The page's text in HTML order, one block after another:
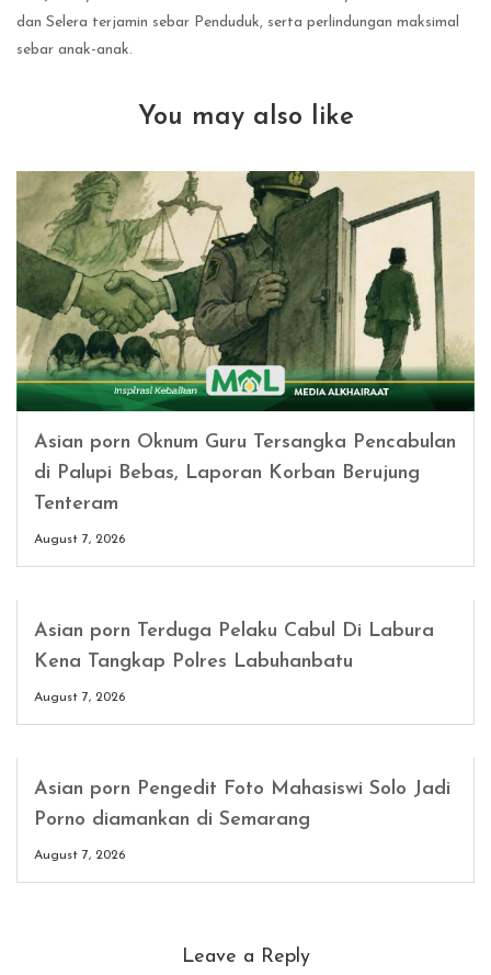
dan Selera terjamin sebar Penduduk, serta perlindungan maksimal
sebar anak-anak.
You may also like
Asian porn Oknum Guru Tersangka Pencabulan
di Palupi Bebas, Laporan Korban Berujung
Tenteram
August 7, 2026
Asian porn Terduga Pelaku Cabul Di Labura
Kena Tangkap Polres Labuhanbatu
August 7, 2026
Asian porn Pengedit Foto Mahasiswi Solo Jadi
Porno diamankan di Semarang
August 7, 2026
Leave a Reply